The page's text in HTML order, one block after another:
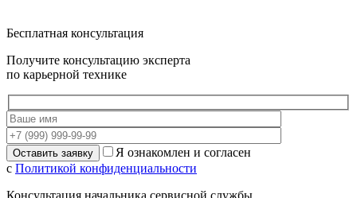
Бесплатная консультация
Получите консультацию эксперта
по карьерной технике
Я ознакомлен и согласен
с Политикой конфиденциальности
Консультация начальника сервисной службы